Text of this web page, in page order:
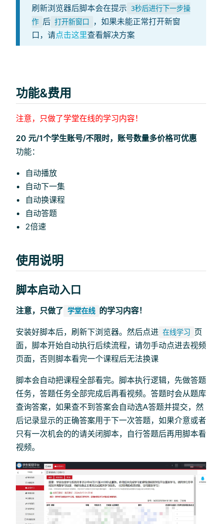
刷新浏览器后脚本会在提示
3秒后进行下一步操
作 后 打开新窗口
，如果未能正常打开新窗
口，请点击这里查看解决方案
功能&费用
注意，只做了学堂在线的学习内容！
20 元/1个学生账号/不限时，账号数量多价格可优惠
功能：
自动播放
自动下一集
自动换课程
自动答题
2倍速
使用说明
脚本启动入口
注意，只做了 学堂在线 的学习内容！
安装好脚本后，刷新下浏览器。然后点进 在线学习
页
面，脚本开始自动执行后续流程，请勿手动点进去视频
页面，否则脚本看完一个课程后无法换课
脚本会自动把课程全部看完。脚本执行逻辑，先做答题
任务，答题任务全部完成后再看视频。答题时会从题库
查询答案，如果查不到答案会自动选A答题并提交，然
后记录显示的正确答案用于下一次答题，如果介意或者
只有一次机会的的请关闭脚本，自行答题后再用脚本看
视频。